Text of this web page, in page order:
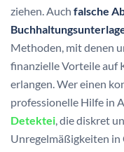
ziehen. Auch falsche
Methoden, mit denen
finanzielle Vorteile auf
erlangen. Wer einen
professionelle Hilfe in
Detektei , die diskret
Unregelmäßigkeiten in